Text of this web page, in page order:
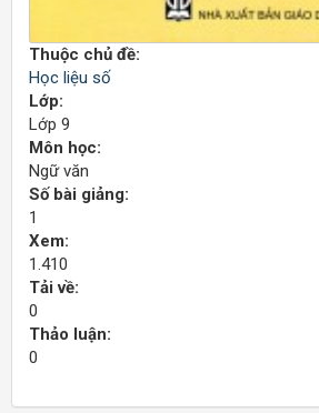
Thuộc chủ đề:
Học liệu số
Lớp:
Lớp 9
Môn học:
Ngữ văn
Số bài giảng:
1
Xem:
1.410
Tải về:
0
Thảo luận:
0